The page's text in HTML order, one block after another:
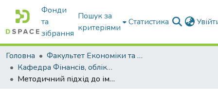
Фонди
та
зібрання
Пошук за
критеріями
Статистика
Головна
Факультет Економіки та бізнесу
Кафедра Фінансів, обліку і оподаткування
Методичний підхід до імплементації цифрових технологій метапростору в інфраструктуру фінансового ринку